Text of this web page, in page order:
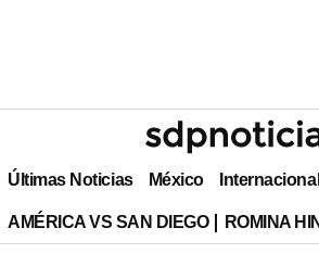
Últimas Noticias México Internacional
AMÉRICA VS SAN DIEGO ROMINA